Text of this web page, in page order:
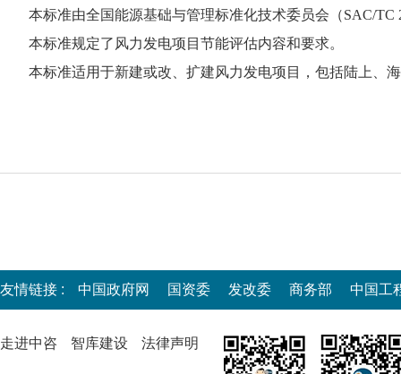
本标准由全国能源基础与管理标准化技术委员会（SAC/TC
本标准规定了风力发电项目节能评估内容和要求。
本标准适用于新建或改、扩建风力发电项目，包括陆上、